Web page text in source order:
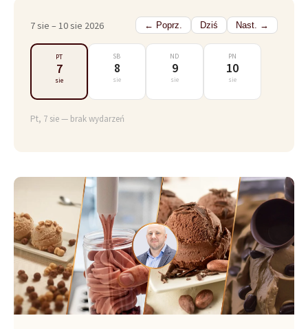
7 sie – 10 sie 2026 ← Poprz. Dziś Nast. →
PT
7
sie
SB
8
sie
ND
9
sie
PN
10
sie
Pt, 7 sie — brak wydarzeń